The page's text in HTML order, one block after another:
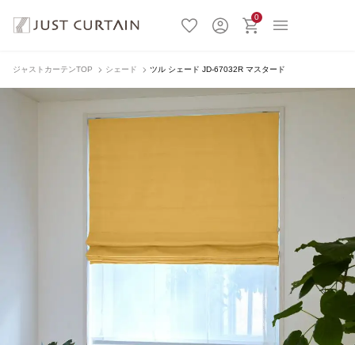
0
ジャストカーテンTOP シェード ツル シェード JD-67032R マスタード